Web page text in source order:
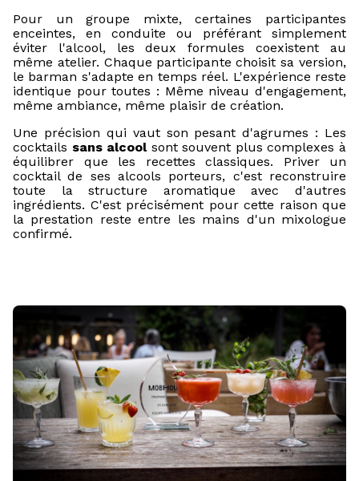
Pour un groupe mixte, certaines participantes
enceintes, en conduite ou préférant simplement
éviter l'alcool, les deux formules coexistent au
même atelier. Chaque participante choisit sa version,
le barman s'adapte en temps réel. L'expérience reste
identique pour toutes : Même niveau d'engagement,
même ambiance, même plaisir de création.
Une précision qui vaut son pesant d'agrumes : Les
cocktails sans alcoolsont souvent plus complexes à
équilibrer que les recettes classiques. Priver un
cocktail de ses alcools porteurs, c'est reconstruire
toute la structure aromatique avec d'autres
ingrédients. C'est précisément pour cette raison que
la prestation reste entre les mains d'un mixologue
confirmé.